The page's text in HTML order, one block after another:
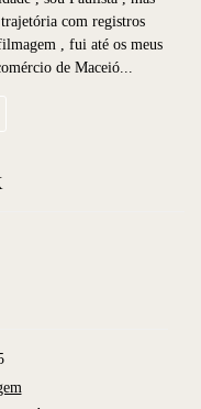
com registros
, fui até os meus
de Maceió...